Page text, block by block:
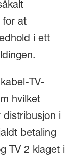
for at
i ett
TV-
hvilket
distribusjon i
betaling
TV 2 klaget i